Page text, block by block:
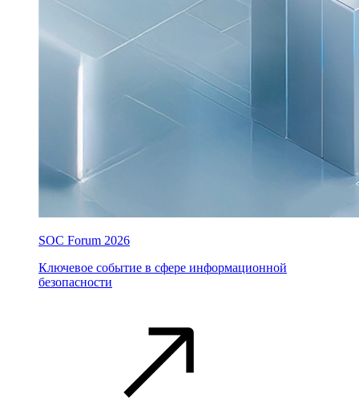
SOC Forum 2026
Ключевое событие в сфере информационной
безопасности